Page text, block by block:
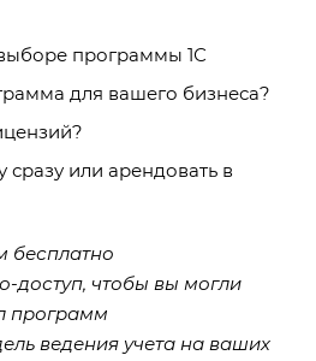
программы 1С
для вашего бизнеса?
сразу или арендовать в
бесплатно
доступ, чтобы вы могли
программ
ведения учета на ваших